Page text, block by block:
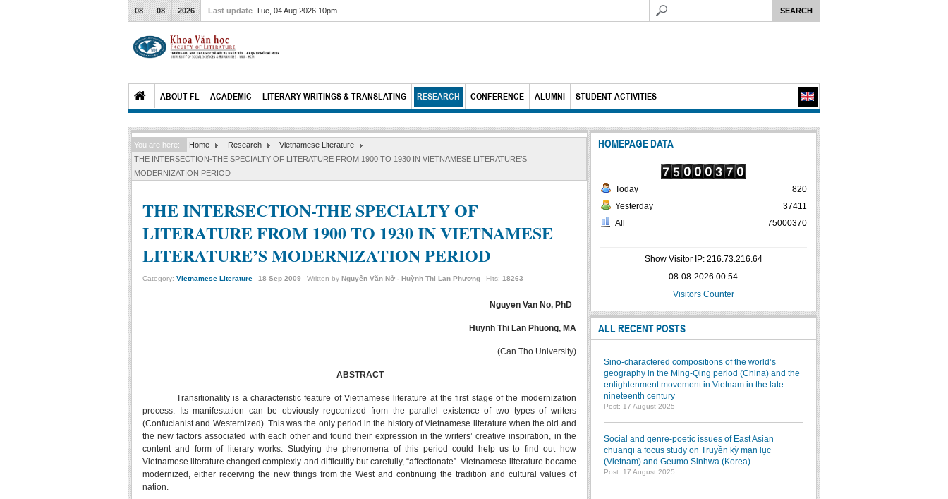
08 08 2026 Last update Tue, 04 Aug 2026 10pm
ABOUT FL ACADEMIC LITERARY WRITINGS & TRANSLATING RESEARCH CONFERENCE ALUMNI STUDENT ACTIVITIES
You are here: Home Research
Vietnamese Literature
THE INTERSECTION-THE SPECIALTY OF LITERATURE FROM 1900 TO 1930 IN VIETNAMESE LITERATURE’S
MODERNIZATION PERIOD
THE INTERSECTION-THE SPECIALTY OF
LITERATURE FROM 1900 TO 1930 IN VIETNAMESE
LITERATURE’S MODERNIZATION PERIOD
Category: Vietnamese Literature 18 Sep 2009 Written by Nguyễn Văn Nở - Huỳnh Thị Lan Phương Hits: 18263
Nguyen Van No, PhD
Huynh Thi Lan Phuong, MA
(Can Tho University)
ABSTRACT
Transitionality is a characteristic feature of Vietnamese literature at the first stage of the modernization
process. Its manifestation can be obviously regconized from the parallel existence of two types of writers
(Confucianist and Westernized). This was the only period in the history of Vietnamese literature when the old and
the new factors associated with each other and found their expression in the writers’ creative inspiration, in the
content and form of literary works. Studying the phenomena of this period could help us to find out how
Vietnamese literature changed complexly and difficultly but carefully, “affectionate”. Vietnamese literature became
modernized, either receiving the new things from the West and continuing the tradition and cultural values of
nation.
HOMEPAGE DATA
Today
Yesterday
All
820
37411
75000370
Show Visitor IP: 216.73.216.64
08-08-2026 00:54
Visitors Counter
ALL RECENT POSTS
Sino-charactered compositions of the world’s
geography in the Ming-Qing period (China) and the
enlightenment movement in Vietnam in the late
nineteenth century
Post: 17 August 2025
Social and genre-poetic issues of East Asian
chuanqi a focus study on Truyền kỳ mạn lục
(Vietnam) and Geumo Sinhwa (Korea).
Post: 17 August 2025